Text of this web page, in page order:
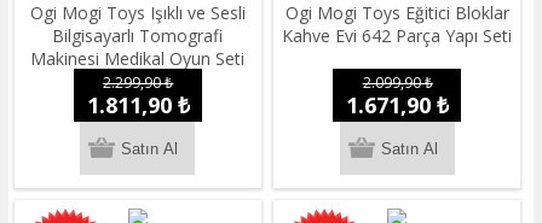
Ogi Mogi Toys Işıklı ve Sesli
Bilgisayarlı Tomografi
Makinesi Medikal Oyun Seti
2.299,90 ₺
1.811,90 ₺
Ogi Mogi Toys Eğitici Bloklar
Kahve Evi 642 Parça Yapı Seti
2.099,90 ₺
1.671,90 ₺